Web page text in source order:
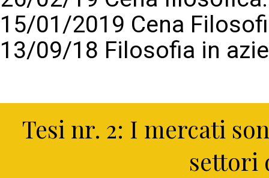
15/01/2019 Cena
13/09/18 Filosofia in
Tesi nr. 2: I mercati
settori